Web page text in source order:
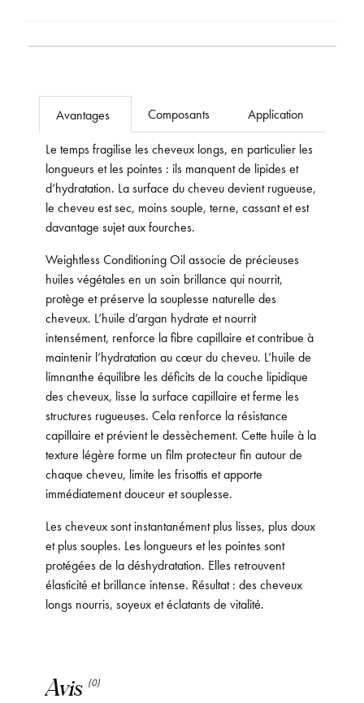
Avis (0)
Avantages Composants Application
Le temps fragilise les cheveux longs, en particulier les
longueurs et les pointes : ils manquent de lipides et
d’hydratation. La surface du cheveu devient rugueuse,
le cheveu est sec, moins souple, terne, cassant et est
davantage sujet aux fourches.
Weightless Conditioning Oil associe de précieuses
huiles végétales en un soin brillance qui nourrit,
protège et préserve la souplesse naturelle des
cheveux. L’huile d’argan hydrate et nourrit
intensément, renforce la fibre capillaire et contribue à
maintenir l’hydratation au cœur du cheveu. L’huile de
limnanthe équilibre les déficits de la couche lipidique
des cheveux, lisse la surface capillaire et ferme les
structures rugueuses. Cela renforce la résistance
capillaire et prévient le dessèchement. Cette huile à la
texture légère forme un film protecteur fin autour de
chaque cheveu, limite les frisottis et apporte
immédiatement douceur et souplesse.
Les cheveux sont instantanément plus lisses, plus doux
et plus souples. Les longueurs et les pointes sont
protégées de la déshydratation. Elles retrouvent
élasticité et brillance intense. Résultat : des cheveux
longs nourris, soyeux et éclatants de vitalité.